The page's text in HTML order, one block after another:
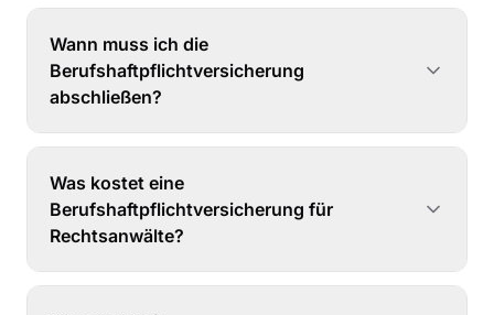
Wann muss ich die
Berufshaftpflichtversicherung
abschließen?
Was kostet eine
Berufshaftpflichtversicherung für
Rechtsanwälte?